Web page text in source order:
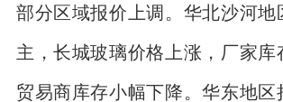
部分区域报价上调。华北沙河地
主，长城玻璃价格上涨，厂家库
贸易商库存小幅下降。华东地区